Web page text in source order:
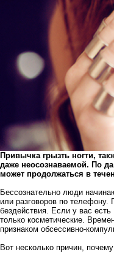
Привычка грызть ногти,
даже неосознаваемой. По
может продолжаться в
Бессознательно люди
или разговоров по телефону.
бездействия. Если у вас
только косметические.
признаком обсессивно-
Вот несколько причин,